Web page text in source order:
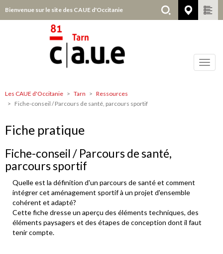
au
Bienvenue sur le site des CAUE d'Occitanie Tarn
Tarn
Les CAUE d'Occitanie Tarn
Ressources
Fiche-conseil / Parcours de santé, parcours sportif
Fiche pratique
Fiche-conseil / Parcours de santé,
parcours sportif
Quelle est la définition d'un parcours de santé et comment
intégrer cet aménagement sportif à un projet d'ensemble
cohérent et adapté?
Cette fiche dresse un aperçu des éléments techniques, des
éléments paysagers et des étapes de conception dont il faut
tenir compte.